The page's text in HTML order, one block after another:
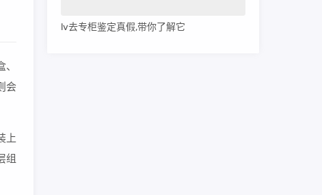
会
上
组
lv去专柜鉴定真假,带你了解它